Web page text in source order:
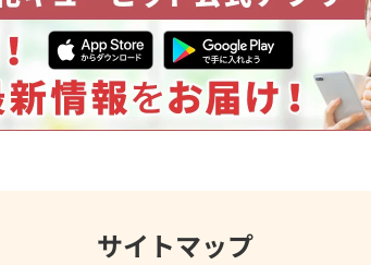
サイトマップ